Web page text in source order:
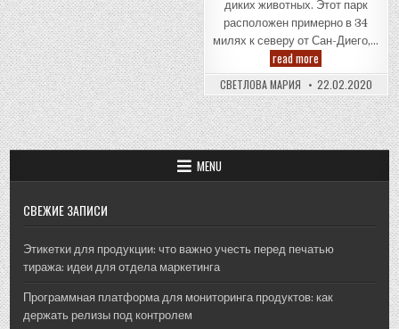
диких животных. Этот парк
расположен примерно в 34
милях к северу от Сан-Диего,…
read more
Диего
—
Парк
диких
животных
СВЕТЛОВА МАРИЯ 22.02.2020
MENU
СВЕЖИЕ ЗАПИСИ
Этикетки для продукции: что важно учесть перед печатью
тиража: идеи для отдела маркетинга
Программная платформа для мониторинга продуктов: как
держать релизы под контролем